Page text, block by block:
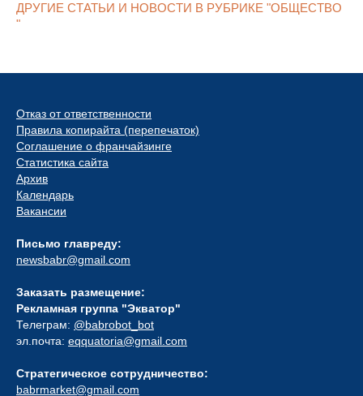
ДРУГИЕ СТАТЬИ И НОВОСТИ В РУБРИКЕ "ОБЩЕСТВО
"
Отказ от ответственности
Правила копирайта (перепечаток)
Соглашение о франчайзинге
Статистика сайта
Архив
Календарь
Вакансии
Письмо главреду:
newsbabr@gmail.com
Заказать размещение:
Рекламная группа "Экватор"
Телеграм: @babrobot_bot
эл.почта: eqquatoria@gmail.com
Стратегическое сотрудничество:
babrmarket@gmail.com